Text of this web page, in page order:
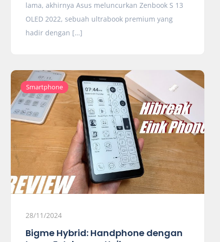
lama, akhirnya Asus meluncurkan Zenbook S 13
OLED 2022, sebuah ultrabook premium yang
hadir dengan […]
Smartphone
28/11/2024
Bigme Hybrid: Handphone dengan